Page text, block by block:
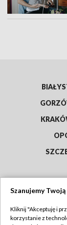
Szanujemy
Kliknij "Akceptuję i
korzystanie z